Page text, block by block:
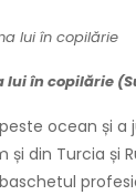
lui în copilărie
ocean și a
din Turcia și